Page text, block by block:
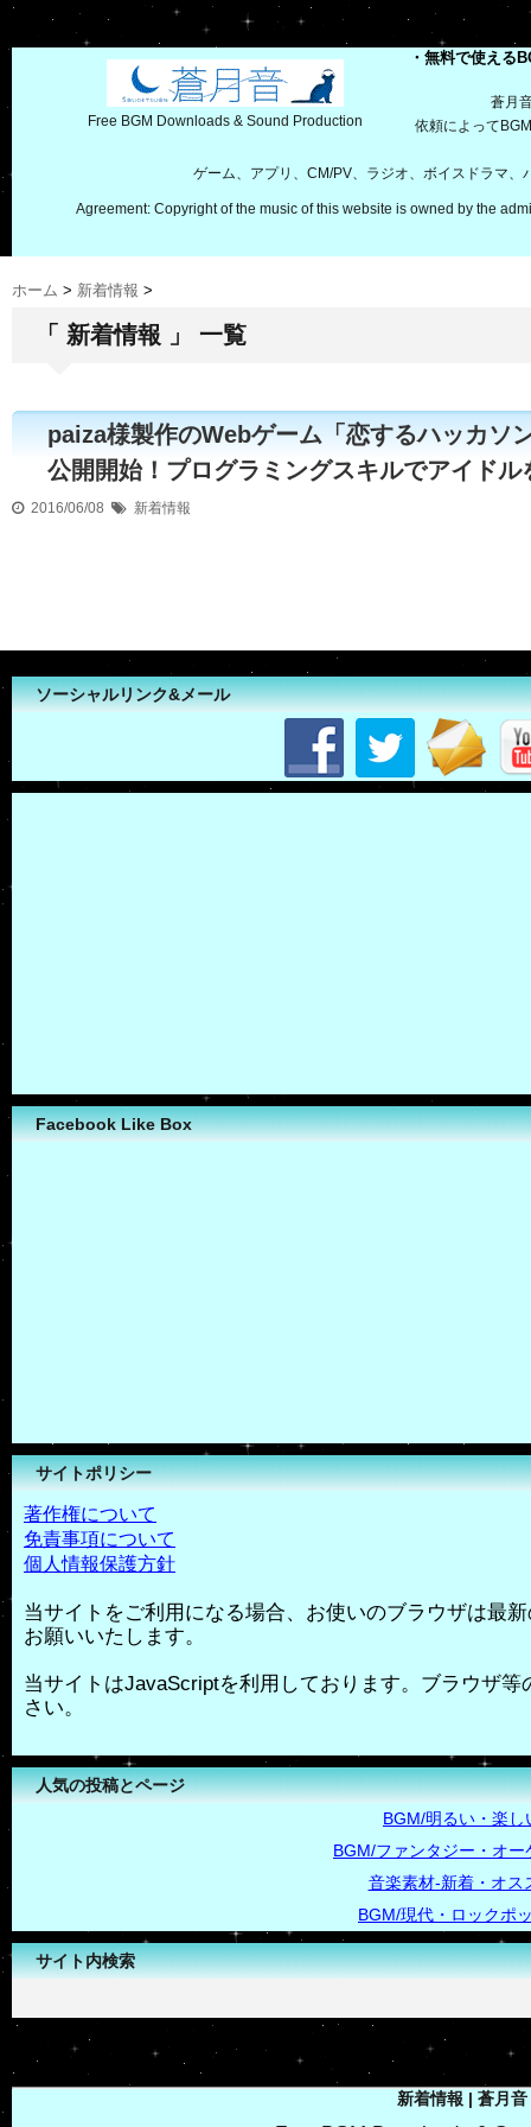
Free BGM Downloads & Sound Production
・無料で使える
蒼月
依頼によって
ゲーム、アプリ、CM/PV、ラジオ、ボイスドラマ
Agreement: Copyright of the music of this website is owned by the
ホーム > 新着情報 >
「 新着情報 」 一覧
paiza様製作のWebゲーム「恋するハッカソ
公開開始！プログラミングスキルでアイドル
2016/06/08 新着情報
ソーシャルリンク&メール
Facebook Like Box
サイトポリシー
著作権について
免責事項について
個人情報保護方針
当サイトをご利用になる場合、お使いのブラウザは最
お願いいたします。
当サイトはJavaScriptを利用しております。ブラウザ
さい。
人気の投稿とページ
BGM/明るい・楽し
BGM/ファンタジー・オー
音楽素材-新着・オス
BGM/現代・ロックポ
サイト内検索
新着情報 | 蒼月音